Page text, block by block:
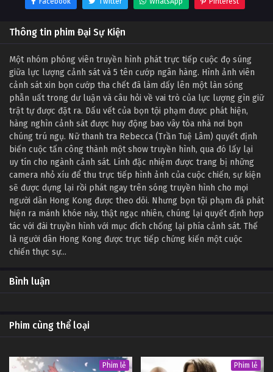
Thông tin phim Đại Sự Kiện
Một nhóm phóng viên truyền hình phát trực tiếp cuộc đọ súng
giữa lực lượng cảnh sát và 5 tên cướp ngân hàng. Hình ảnh viên
cảnh sát xin bọn cướp tha chết đã làm dấy lên một làn sóng
phẫn uất trong dư luận và câu hỏi về vai trò của lực lượng gìn giữ
trật tự được đặt ra. Dấu vết của bọn tội phạm được phát hiện,
hàng nghìn cảnh sát được huy động bao vây tòa nhà nơi bọn
chúng trú ngụ. Nữ thanh tra Rebecca (Trần Tuệ Lâm) quyết định
biến cuộc tấn công thành một show truyền hình, qua đó lấy lại
uy tín cho ngành cảnh sát. Lính đặc nhiệm được trang bị những
camera nhỏ xíu để thu trực tiếp hình ảnh của cuộc chiến, sự kiện
sẽ được dựng lại rồi phát ngay trên sóng truyền hình cho mọi
người dân Hong Kong được theo dõi. Nhưng bọn tội phạm đã phát
hiện ra mánh khóe này, thật ngạc nhiên, chúng lại quyết định hợp
tác với đài truyền hình với mục đích chống lại phía cảnh sát. Thế
là người dân Hong Kong được trực tiếp chứng kiến một cuộc
chiến thực sự...
Bình luận
Phim cùng thể loại
Phim lẻ Phim lẻ